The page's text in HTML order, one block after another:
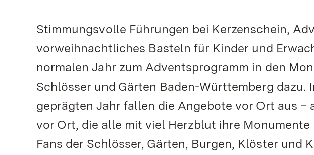
Stimmungsvolle Führungen bei Kerzenschein,
vorweihnachtliches Basteln für Kinder und
normalen Jahr zum Adventsprogramm in den
Schlösser und Gärten Baden-Württemberg dazu.
geprägten Jahr fallen die Angebote vor Ort aus –
vor Ort, die alle mit viel Herzblut ihre
Fans der Schlösser, Gärten, Burgen, Klöster und